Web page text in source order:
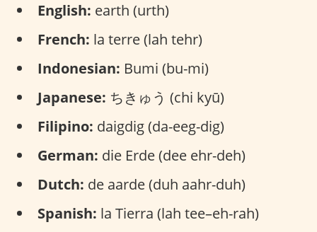
English: earth (urth)
French: la terre (lah tehr)
Indonesian: Bumi (bu-mi)
Japanese: ちきゅう (chi kyū)
Filipino: daigdig (da-eeg-dig)
German: die Erde (dee ehr-deh)
Dutch: de aarde (duh aahr-duh)
Spanish: la Tierra (lah tee–eh-rah)